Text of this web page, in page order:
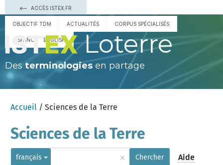
ACCÈS ISTEX.FR
OBJECTIF TDM ACTUALITÉS CORPUS SPÉCIALISÉS
ESPAÑOL ENGLISH Loterre
Des terminologies en partage
Accueil / Sciences de la Terre
Sciences de la Terre
français × Chercher Aide